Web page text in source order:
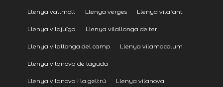
Llenya vallmoll Llenya verges Llenya vilafant
Llenya vilajuïga Llenya vilallonga de ter
Llenya vilallonga del camp Llenya vilamacolum
Llenya vilanova de laguda
Llenya vilanova i la geltrú Llenya vilanova